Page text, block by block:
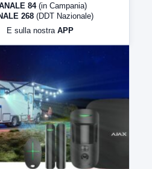
LabNews (Diretta)
84 (in Campania)
268 (DDT Nazionale)
E sulla nostra APP